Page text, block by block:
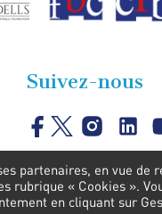
Suivez-nous
partenaires, en vue de
rubrique « Cookies ».
en cliquant sur